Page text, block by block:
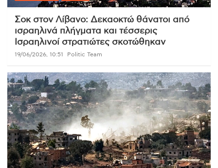
Σοκ στον Λίβανο: Δεκαοκτώ θάνατοι από
ισραηλινά πλήγματα και τέσσερις
Ισραηλινοί στρατιώτες σκοτώθηκαν
19/06/2026, 10:51 Politic Team